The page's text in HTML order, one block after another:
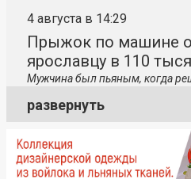
4 августа в 14:29
Прыжок по машине
ярославцу в 110
Мужчина был пьяным, когда
развернуть